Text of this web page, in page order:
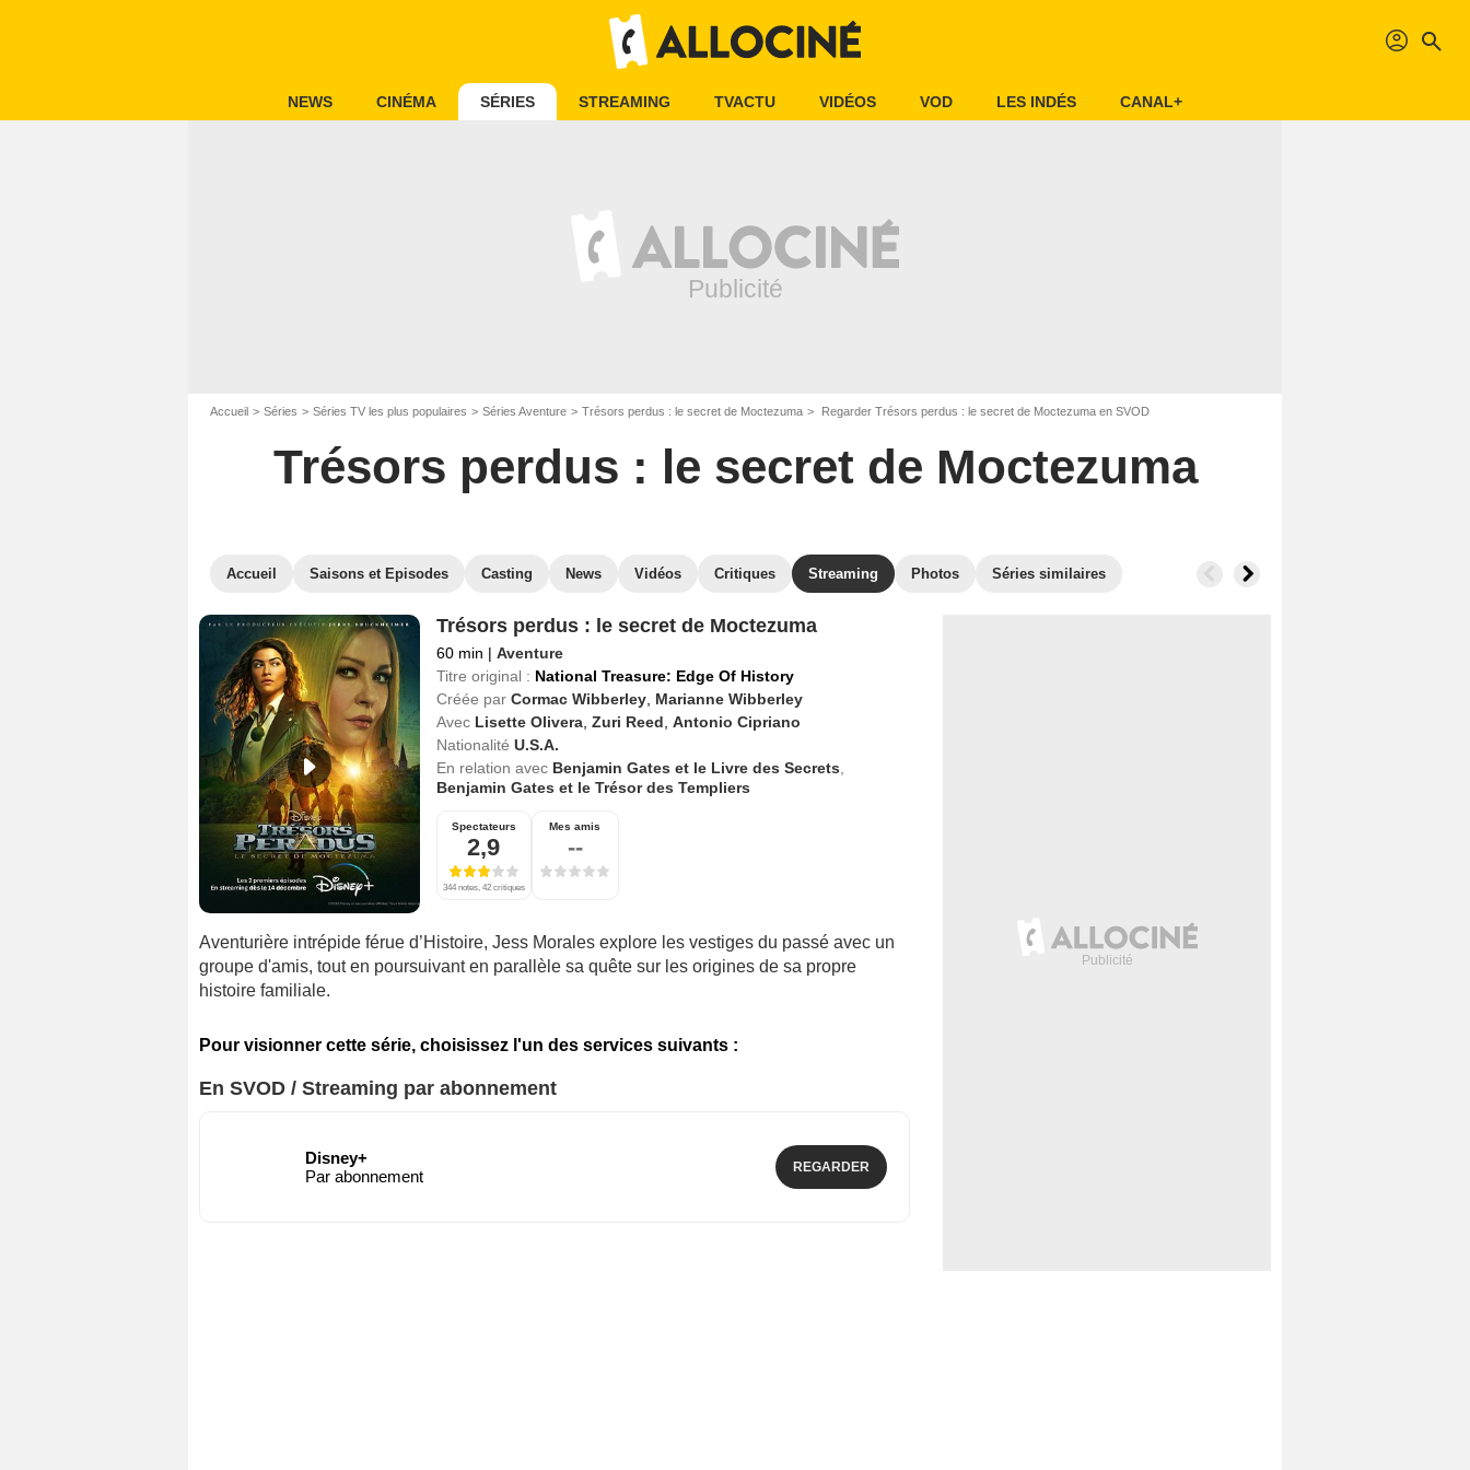
profil search
NEWS CINÉMA SÉRIES STREAMING TVACTU VIDÉOS VOD LES INDÉS CANAL+
Accueil Séries Séries TV les plus populaires Séries Aventure Trésors perdus : le secret de Moctezuma Regarder Trésors perdus : le secret de Moctezuma en SVOD
Trésors perdus : le secret de Moctezuma
Accueil Saisons et Episodes Casting News Vidéos Critiques Streaming Photos Séries similaires
Trésors perdus : le secret de Moctezuma
60 min | Aventure
Titre original : National Treasure: Edge Of History
Créée par Cormac Wibberley, Marianne Wibberley
Avec Lisette Olivera, Zuri Reed Antonio Cipriano
Nationalité U.S.A.
En relation avec Benjamin Gates et le Livre des Secrets
Benjamin Gates et le Trésor des Templiers
Spectateurs
2,9
344 notes, 42 critiques
Mes amis
--
Aventurière intrépide férue d’Histoire, Jess Morales explore les vestiges du passé avec un
groupe d'amis, tout en poursuivant en parallèle sa quête sur les origines de sa propre
histoire familiale.
Pour visionner cette série, choisissez l'un des services suivants :
En SVOD / Streaming par abonnement
Disney+
Par abonnement
REGARDER